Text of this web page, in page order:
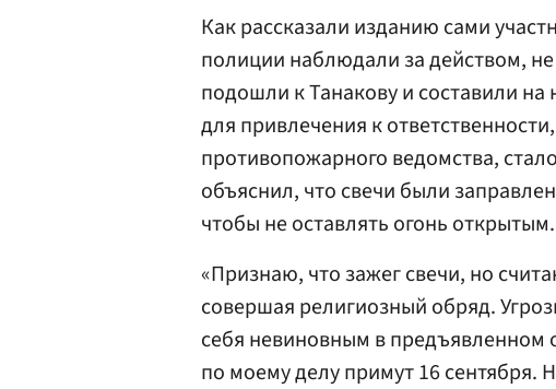
Как рассказали изданию сами
полиции наблюдали за действом,
подошли к Танакову и составили
для привлечения к
противопожарного ведомства,
объяснил, что свечи были
чтобы не оставлять огонь открытым.
«Признаю, что зажег свечи, но
совершая религиозный обряд.
себя невиновным в
по моему делу примут 16 сентября.